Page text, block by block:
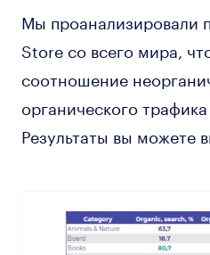
Мы проанализировали
Store со всего мира,
соотношение
органического
Результаты вы можете